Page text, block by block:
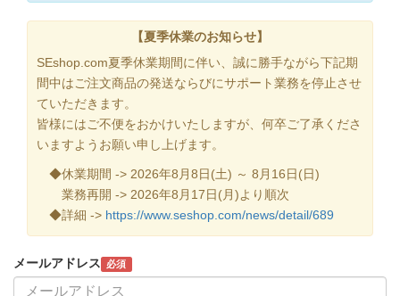
【夏季休業のお知らせ】
SEshop.com夏季休業期間に伴い、誠に勝手ながら下記期
間中はご注文商品の発送ならびにサポート業務を停止させ
ていただきます。
皆様にはご不便をおかけいたしますが、何卒ご了承くださ
いますようお願い申し上げます。
◆休業期間 -> 2026年8月8日(土) ～ 8月16日(日)
業務再開 -> 2026年8月17日(月)より順次
◆詳細 -> https://www.seshop.com/news/detail/689
メールアドレス 必須